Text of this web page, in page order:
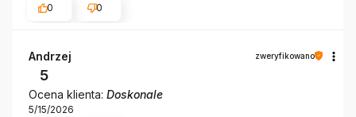
0
0
Andrzej zweryfikowano
5
Ocena klienta: Doskonale
5/15/2026